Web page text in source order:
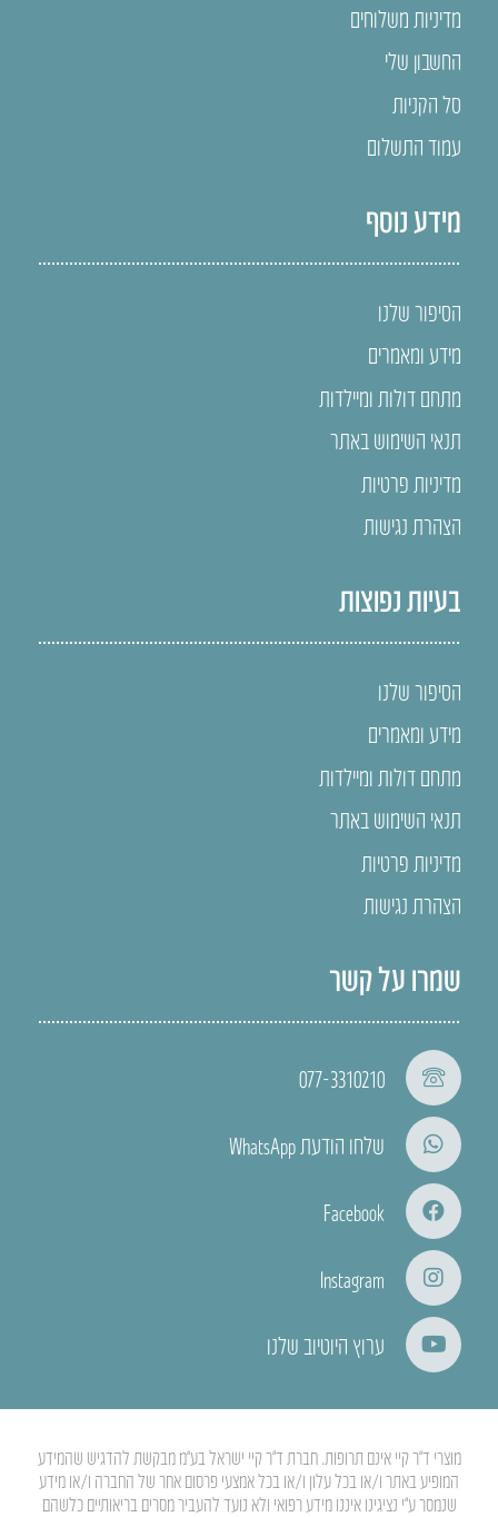
מדיניות משלוחים
החשבון שלי
סל הקניות
עמוד התשלום
מידע נוסף
הסיפור שלנו
מידע ומאמרים
מתחם דולות ומיילדות
תנאי השימוש באתר
מדיניות פרטיות
הצהרת נגישות
בעיות נפוצות
הסיפור שלנו
מידע ומאמרים
מתחם דולות ומיילדות
תנאי השימוש באתר
מדיניות פרטיות
הצהרת נגישות
שמרו על קשר
077-3310210
שלחו הודעת WhatsApp
Facebook
Instagram
ערוץ היוטיוב שלנו
מוצרי ד”ר קיי אינם תרופות. חברת ד”ר קיי ישראל בע”מ מבקשת להדגיש שהמידע
המופיע באתר ו/או בכל עלון ו/או בכל אמצעי פרסום אחר של החברה ו/או מידע
שנמסר ע”י נציגינו איננו מידע רפואי ולא נועד להעביר מסרים בריאותיים כלשהם